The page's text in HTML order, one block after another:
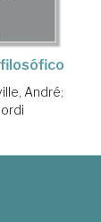
André;